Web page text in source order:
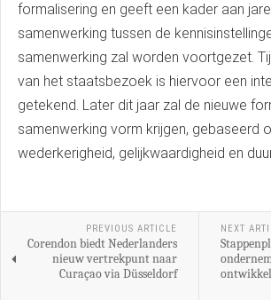
formalisering en geeft een kader aan
samenwerking tussen de
samenwerking zal worden voortgezet.
van het staatsbezoek is hiervoor een
getekend. Later dit jaar zal de nieuwe
samenwerking vorm krijgen, gebaseerd
wederkerigheid, gelijkwaardigheid en
PREVIOUS ARTICLE
Corendon biedt Nederlanders
nieuw vertrekpunt naar
Curaçao via Düsseldorf
NEXT